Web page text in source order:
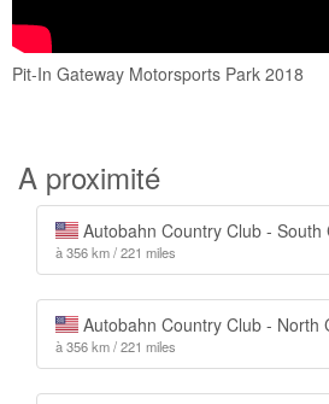
Pit-In Gateway Motorsports Park 2018
A proximité
Autobahn Country Club - South
à 356 km / 221 miles
Autobahn Country Club - North
à 356 km / 221 miles